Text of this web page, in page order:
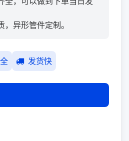
异形管件定制。
发货快